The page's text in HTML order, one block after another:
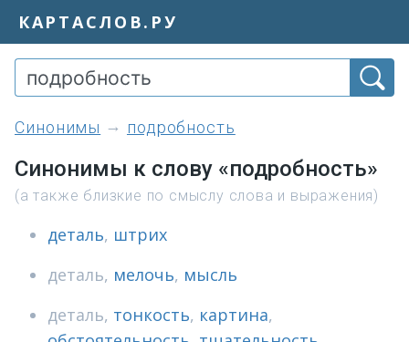
КАРТАСЛОВ.РУ
синонимы подробность
Синонимы к слову «подробность»
(а также близкие по смыслу слова и выражения)
деталь, штрих
деталь, мелочь, мысль
деталь, тонкость, картина,